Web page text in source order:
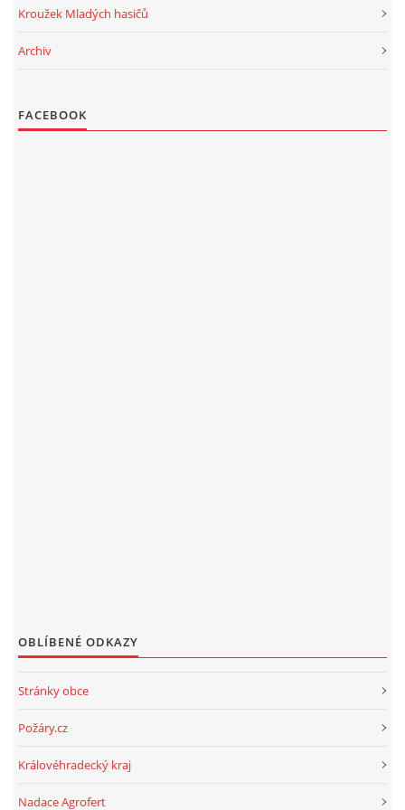
Kroužek Mladých hasičů
Archiv
FACEBOOK
OBLÍBENÉ ODKAZY
Stránky obce
Požáry.cz
Královéhradecký kraj
Nadace Agrofert